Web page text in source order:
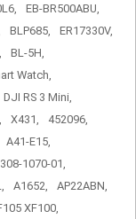
EB-BR500ABU,
BLP685,
ER17330V,
BL-5H,
Watch,
DJI RS 3 Mini,
X431,
452096,
A41-E15,
308-1070-01,
A1652,
AP22ABN,
XF100,